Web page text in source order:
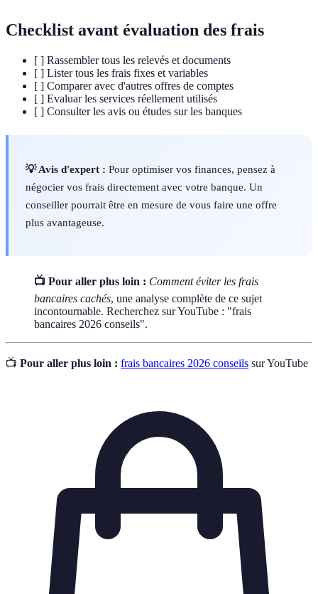
Checklist avant évaluation des frais
[ ] Rassembler tous les relevés et documents
[ ] Lister tous les frais fixes et variables
[ ] Comparer avec d'autres offres de comptes
[ ] Evaluar les services réellement utilisés
[ ] Consulter les avis ou études sur les banques
💡 Avis d'expert : Pour optimiser vos finances, pensez à
négocier vos frais directement avec votre banque. Un
conseiller pourrait être en mesure de vous faire une offre
plus avantageuse.
📺 Pour aller plus loin : Comment éviter les frais
bancaires cachés, une analyse complète de ce sujet
incontournable. Recherchez sur YouTube : "frais
bancaires 2026 conseils".
📺 Pour aller plus loin : frais bancaires 2026 conseils sur YouTube